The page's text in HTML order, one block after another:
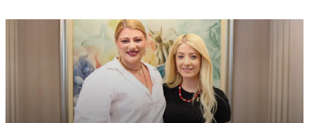
«κυβέρνησης» με την Άγκυρα.